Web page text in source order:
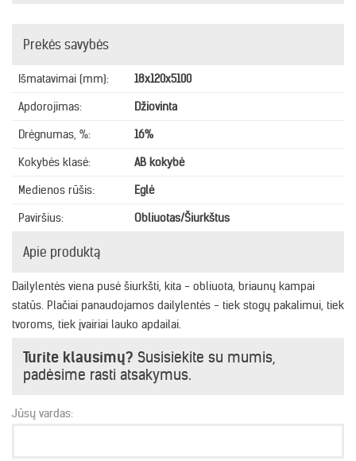
Prekės savybės
Išmatavimai (mm):
18x120x5100
Apdorojimas:
Džiovinta
Drėgnumas, %:
16%
Kokybės klasė:
AB kokybė
Medienos rūšis:
Eglė
Paviršius:
Obliuotas/Šiurkštus
Apie produktą
Dailylentės viena pusė šiurkšti, kita - obliuota, briaunų kampai
statūs. Plačiai panaudojamos dailylentės - tiek stogų pakalimui, tiek
tvoroms, tiek įvairiai lauko apdailai.
Turite klausimų? Susisiekite su mumis,
padėsime rasti atsakymus.
Jūsų vardas: